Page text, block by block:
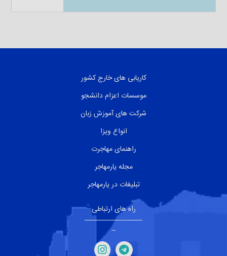
کاریابی های خارج کشور
موسسات اعزام دانشجو
شرکت های آموزش زبان
انواع ویزا
راهنمای مهاجرت
مجله یارمهاجر
تبلیغات در یارمهاجر
راه های ارتباطی
--